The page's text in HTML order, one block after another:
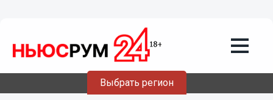
Выбрать регион
«Все вопросы – с понедельника», –
Новый глава Канавинского района администрации
Нижнего Новгорода (пока с приставкой и.о.) приступает